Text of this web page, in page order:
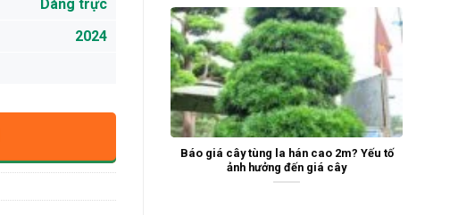
Báo giá cây tùng la hán cao 2m? Yếu tố
ảnh hưởng đến giá cây
Dáng trực
2024